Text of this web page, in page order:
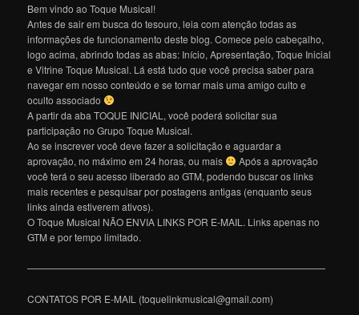
Bem vindo ao Toque Musical!
Antes de sair em busca do tesouro, leia com atenção todas as
informações de funcionamento deste blog. Comece pelo cabeçalho,
logo acima, abrindo todas as abas: Início, Apresentação, Toque Inicial
e Vitrine Toque Musical. Lá está tudo que você precisa saber para
navegar em nosso conteúdo e se tornar mais uma amigo culto e
oculto associado
A partir da aba TOQUE INICIAL, você poderá solicitar sua
participação no Grupo Toque Musical.
Ao se inscrever você deve fazer a solicitação e aguardar a
aprovação, no máximo em 24 horas, ou mais
Após a aprovação
você terá o seu acesso liberado ao GTM, podendo buscar os links
mais recentes e pesquisar por postagens antigas (enquanto seus
links ainda estiverem ativos).
O Toque Musical NÃO ENVIA LINKS POR E-MAIL. Links apenas no
GTM e por tempo limitado.
———————————————————————————————
CONTATOS POR E-MAIL (toquelinkmusical@gmail.com)